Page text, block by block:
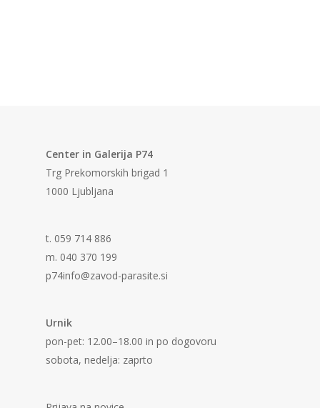
Center in Galerija P74
Trg Prekomorskih brigad 1
1000 Ljubljana
t. 059 714 886
m. 040 370 199
p74info@zavod-parasite.si
Urnik
pon-pet: 12.00–18.00 in po dogovoru
sobota, nedelja: zaprto